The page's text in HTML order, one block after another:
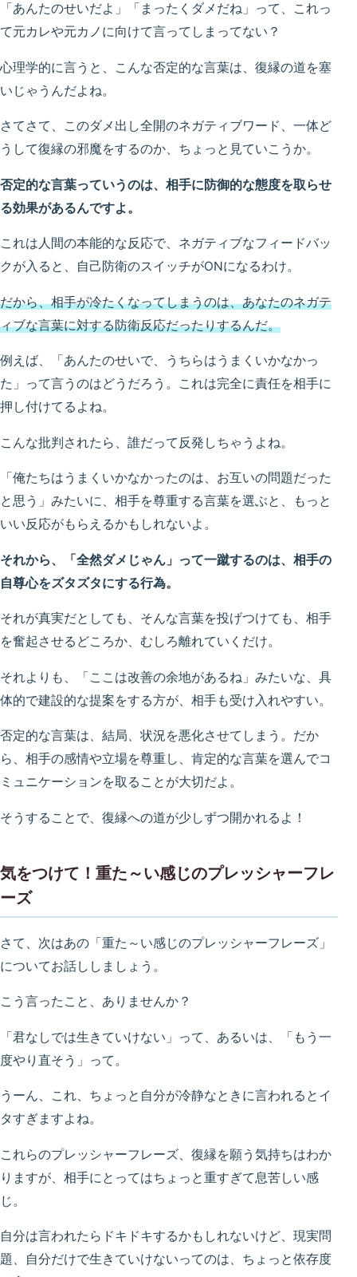
「あんたのせいだよ」「まったくダメだね」って、これっ
て元カレや元カノに向けて言ってしまってない？
心理学的に言うと、こんな否定的な言葉は、復縁の道を塞
いじゃうんだよね。
さてさて、このダメ出し全開のネガティブワード、一体ど
うして復縁の邪魔をするのか、ちょっと見ていこうか。
否定的な言葉っていうのは、相手に防御的な態度を取らせ
る効果があるんですよ。
これは人間の本能的な反応で、ネガティブなフィードバッ
クが入ると、自己防衛のスイッチがONになるわけ。
だから、相手が冷たくなってしまうのは、あなたのネガテ
ィブな言葉に対する防衛反応だったりするんだ。
例えば、「あんたのせいで、うちらはうまくいかなかっ
た」って言うのはどうだろう。これは完全に責任を相手に
押し付けてるよね。
こんな批判されたら、誰だって反発しちゃうよね。
「俺たちはうまくいかなかったのは、お互いの問題だった
と思う」みたいに、相手を尊重する言葉を選ぶと、もっと
いい反応がもらえるかもしれないよ。
それから、「全然ダメじゃん」って一蹴するのは、相手の
自尊心をズタズタにする行為。
それが真実だとしても、そんな言葉を投げつけても、相手
を奮起させるどころか、むしろ離れていくだけ。
それよりも、「ここは改善の余地があるね」みたいな、具
体的で建設的な提案をする方が、相手も受け入れやすい。
否定的な言葉は、結局、状況を悪化させてしまう。だか
ら、相手の感情や立場を尊重し、肯定的な言葉を選んでコ
ミュニケーションを取ることが大切だよ。
そうすることで、復縁への道が少しずつ開かれるよ！
気をつけて！重た～い感じのプレッシャーフレ
ーズ
さて、次はあの「重た～い感じのプレッシャーフレーズ」
についてお話ししましょう。
こう言ったこと、ありませんか？
「君なしでは生きていけない」って、あるいは、「もう一
度やり直そう」って。
うーん、これ、ちょっと自分が冷静なときに言われるとイ
タすぎますよね。
これらのプレッシャーフレーズ、復縁を願う気持ちはわか
りますが、相手にとってはちょっと重すぎて息苦しい感
じ。
自分は言われたらドキドキするかもしれないけど、現実問
題、自分だけで生きていけないってのは、ちょっと依存度